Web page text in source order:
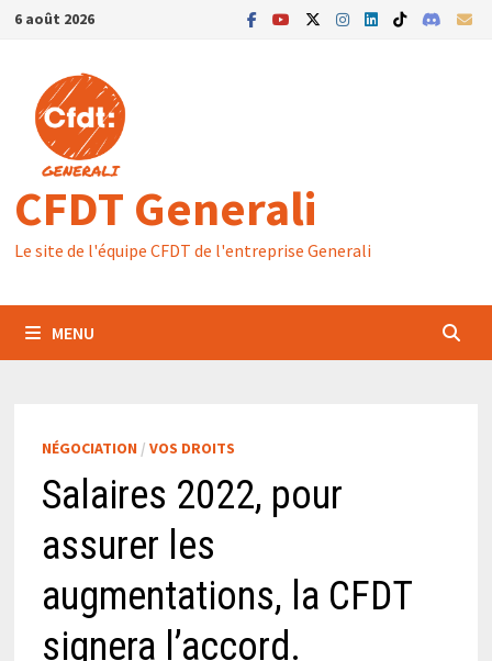
Passer
contenu
6 août 2026
CFDT Generali
Le site de l'équipe CFDT de l'entreprise Generali
MENU
NÉGOCIATION / VOS DROITS
Salaires 2022, pour
assurer les
augmentations, la CFDT
signera l’accord.